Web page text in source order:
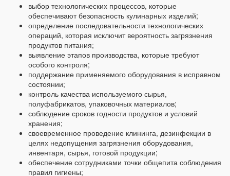
выбор технологических процессов, которые
обеспечивают безопасность кулинарных изделий;
определение последовательности технологических
операций, которая исключит вероятность загрязнения
продуктов питания;
выявление этапов производства, которые требуют
особого контроля;
поддержание применяемого оборудования в исправном
состоянии;
контроль качества используемого сырья,
полуфабрикатов, упаковочных материалов;
соблюдение сроков годности продуктов и условий
хранения;
своевременное проведение клининга, дезинфекции в
целях недопущения загрязнения оборудования,
инвентаря, сырья, готовой продукции;
обеспечение сотрудниками точки общепита соблюдения
правил гигиены;